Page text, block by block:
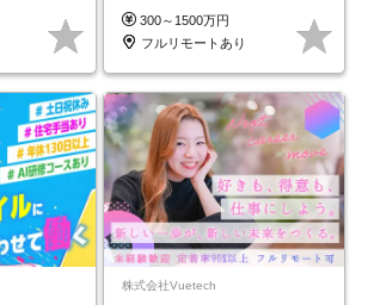
円～／年休130日以上
300～1500万円
フルリモートあり
株式会社Vuetech